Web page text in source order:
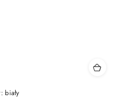
biały